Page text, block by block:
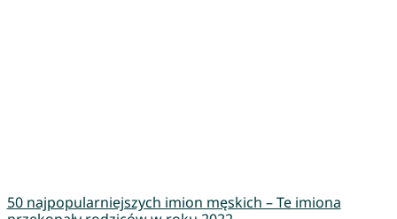
50 najpopularniejszych imion męskich – Te imiona